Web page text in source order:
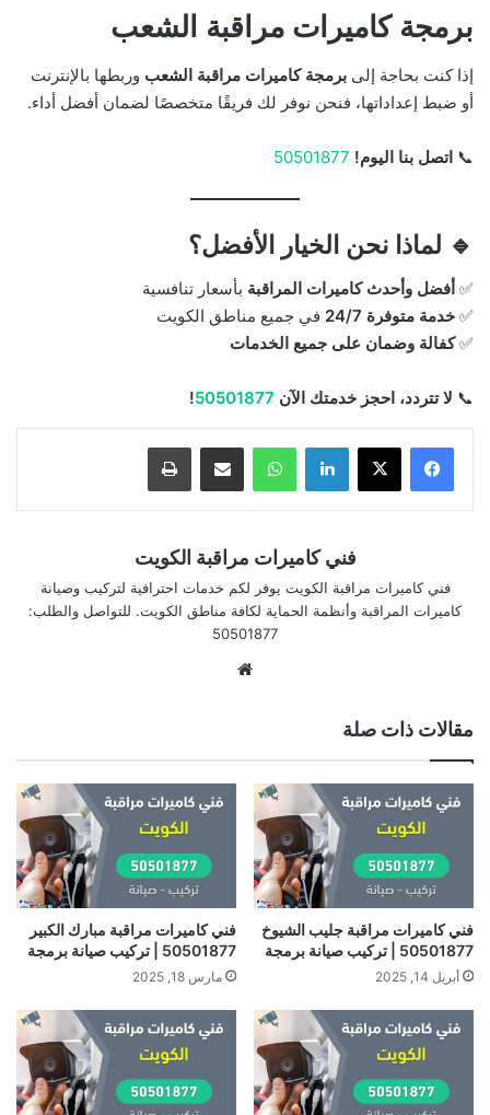
برمجة كاميرات مراقبة الشعب
إذا كنت بحاجة إلى برمجة كاميرات مراقبة الشعب وربطها بالإنترنت
أو ضبط إعداداتها، فنحن نوفر لك فريقًا متخصصًا لضمان أفضل أداء.
📞 اتصل بنا اليوم! 50501877
🔹 لماذا نحن الخيار الأفضل؟
✅ أفضل وأحدث كاميرات المراقبة بأسعار تنافسية
✅ خدمة متوفرة 24/7
في جميع مناطق الكويت
✅كفالة وضمان على جميع الخدمات
📞 لا تتردد، احجز خدمتك الآن 50501877
!
لينكدإن واتساب مشاركة بالبريد الإلكترونيطباعة
فني كاميرات مراقبة الكويت
فني كاميرات مراقبة الكويت يوفر لكم خدمات احترافية لتركيب وصيانة
كاميرات المراقبة وأنظمة الحماية لكافة مناطق الكويت. للتواصل والطلب:
50501877
مقالات ذات صلة
فني كاميرات مراقبة جليب الشيوخ
50501877 | تركيب صيانة برمجة
أبريل 14, 2025
فني كاميرات مراقبة مبارك الكبير
50501877 | تركيب صيانة برمجة
مارس 18, 2025